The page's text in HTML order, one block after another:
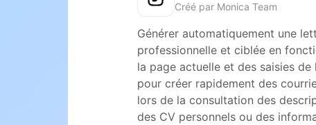
Créé par Monica Team
Générer automatiquement une
professionnelle et ciblée en
la page actuelle et des saisies de
pour créer rapidement des
lors de la consultation des
des CV personnels ou des